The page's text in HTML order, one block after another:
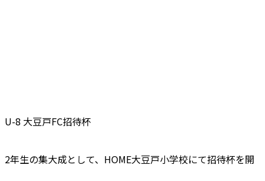
U-8 大豆戸FC招待杯
2年生の集大成として、HOME大豆戸小学校にて招待杯を開